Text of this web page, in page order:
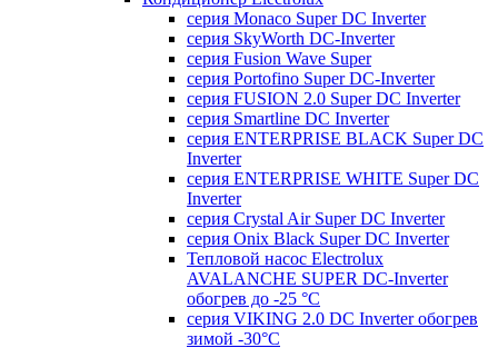
серия Monaco Super DC Inverter
серия SkyWorth DC-Inverter
серия Fusion Wave Super
серия Portofino Super DC-Inverter
серия FUSION 2.0 Super DC Іnverter
серия Smartline DC Inverter
серия ENTERPRISE BLACK Super DC
Inverter
серия ENTERPRISE WHITE Super DC
Inverter
серия Crystal Air Super DC Inverter
серия Onix Black Super DC Inverter
Тепловой насос Electrolux
AVALANCHE SUPER DC-Inverter
обогрев до -25 °С
серия VIKING 2.0 DC Inverter обогрев
зимой -30°С